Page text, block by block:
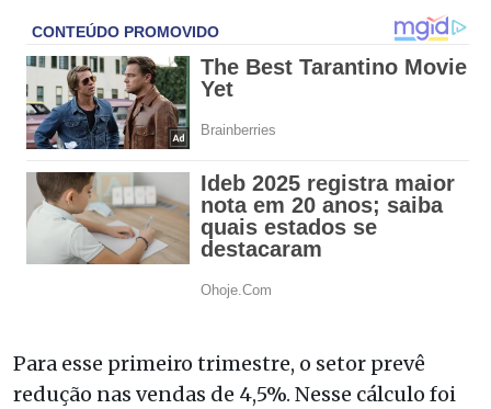
Para esse primeiro trimestre, o setor prevê
redução nas vendas de 4,5%. Nesse cálculo foi